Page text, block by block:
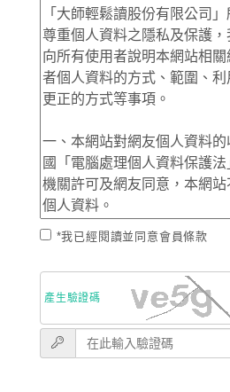
*我已經閱讀並同意會員條款
產生驗證碼